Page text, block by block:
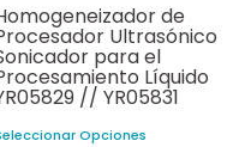
de
Ultrasónico
para el
Líquido
// YR05831
Opciones